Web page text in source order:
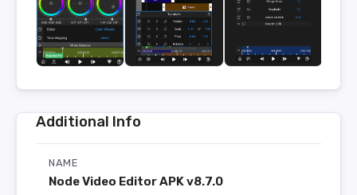
Additional Info
NAME
Node Video Editor APK v8.7.0